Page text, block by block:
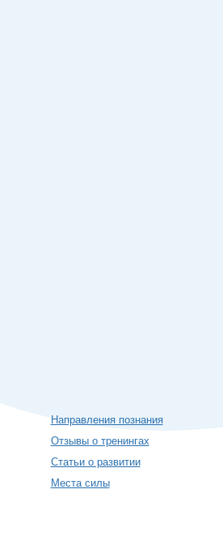
Направления познания
Отзывы о тренингах
Статьи о развитии
Места силы